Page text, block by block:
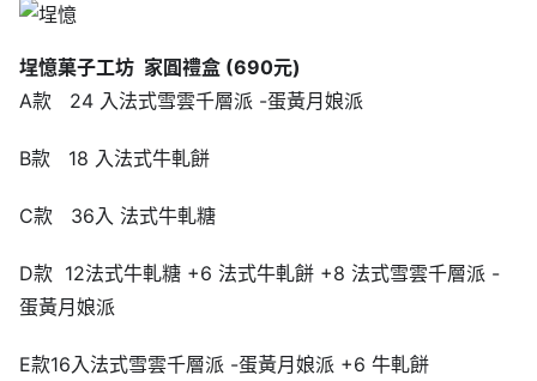
埕憶菓子工坊 家圓禮盒 (690元)
A款 24 入法式雪雲千層派 -蛋黃月娘派
B款 18 入法式牛軋餅
C款 36入 法式牛軋糖
D款 12法式牛軋糖 +6 法式牛軋餅 +8 法式雪雲千層派 -
蛋黃月娘派
E款16入法式雪雲千層派 -蛋黃月娘派 +6 牛軋餅